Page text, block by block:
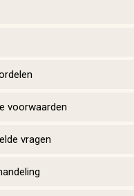
voorwaarden
vragen